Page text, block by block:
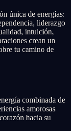
única de energías:
liderazgo
intuición,
crean un
tu camino de
combinada de
amorosas
hacia su